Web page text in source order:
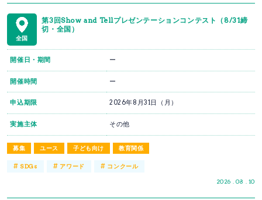
全国
第3回Show and Tellプレゼンテーションコンテスト（8/31締
切・全国）
募集 ユース 子ども向け 教育関係
2026 . 08 . 10
開催日・期間 ー
開催時間 ー
申込期限 2026年8月31日（月）
実施主体 その他
#SDGs # アワード # コンクール